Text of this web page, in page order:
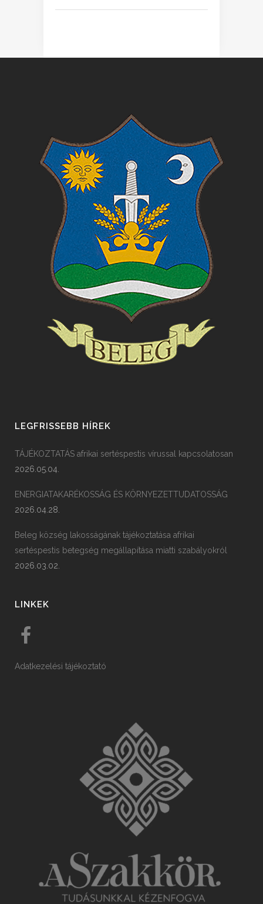
LEGFRISSEBB HÍREK
TÁJÉKOZTATÁS afrikai sertéspestis vírussal kapcsolatosan
2026.05.04.
ENERGIATAKARÉKOSSÁG ÉS KÖRNYEZETTUDATOSSÁG
2026.04.28.
Beleg község lakosságának tájékoztatása afrikai
sertéspestis betegség megállapítása miatti szabályokról
2026.03.02.
LINKEK
Adatkezelési tájékoztató